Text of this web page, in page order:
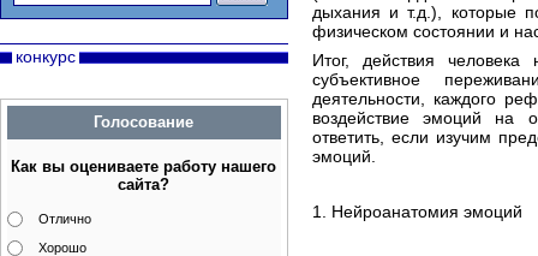
дыхания и т.д.), которые
физическом состоянии и
Итог, действия человека
субъективное
деятельности, каждого
воздействие эмоций на
ответить, если изучим
эмоций.
1. Нейроанатомия эмоций
конкурс
Голосование
Как вы оцениваете работу нашего
сайта?
Отлично
Хорошо